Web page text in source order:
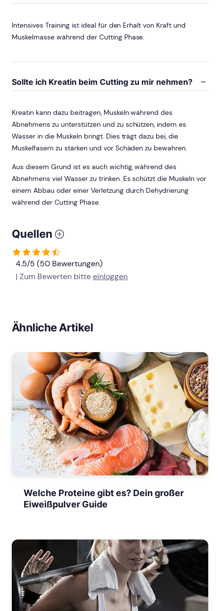
Intensives Training ist ideal für den Erhalt von Kraft und
Muskelmasse während der Cutting Phase.
Sollte ich Kreatin beim Cutting zu mir nehmen?
Kreatin kann dazu beitragen, Muskeln während des
Abnehmens zu unterstützen und zu schützen, indem es
Wasser in die Muskeln bringt. Dies trägt dazu bei, die
Muskelfasern zu stärken und vor Schäden zu bewahren.
Aus diesem Grund ist es auch wichtig, während des
Abnehmens viel Wasser zu trinken. Es schützt die Muskeln vor
einem Abbau oder einer Verletzung durch Dehydrierung
während der Cutting Phase.
Quellen
4.5/5 (50 Bewertungen)
| Zum Bewerten bitteeinloggen
Ähnliche Artikel
Welche Proteine gibt es? Dein großer
Eiweißpulver Guide